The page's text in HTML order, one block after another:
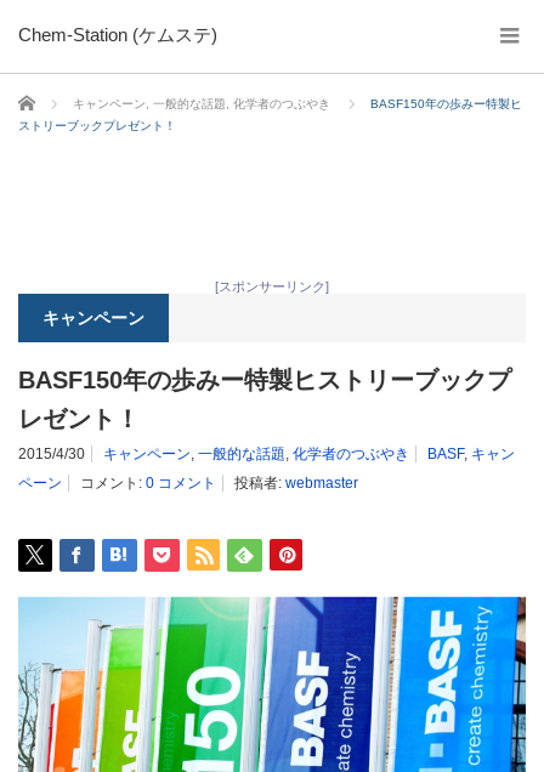
Chem-Station (ケムステ)
ホーム キャンペーン 一般的な話題 化学者のつぶやき
BASF150年の歩みー特製ヒ
ストリーブックプレゼント！
[スポンサーリンク]
キャンペーン
BASF150年の歩みー特製ヒストリーブックプ
レゼント！
2015/4/30 キャンペーン, 一般的な話題, 化学者のつぶやき BASF, キャン
ペーン
コメント: 0 コメント 投稿者: webmaster